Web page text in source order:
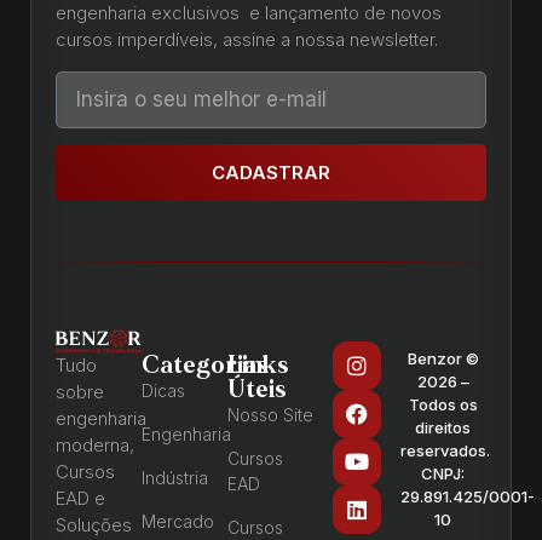
engenharia exclusivos e lançamento de novos
cursos imperdíveis, assine a nossa newsletter.
CADASTRAR
Tudo
sobre
engenharia
moderna,
Cursos
EAD e
Soluções
Categorias
Dicas
Engenharia
Indústria
Mercado
Links
Úteis
Nosso Site
Cursos
EAD
Cursos
Benzor ©
2026 –
Todos os
direitos
reservados.
CNPJ:
29.891.425/0001-
10